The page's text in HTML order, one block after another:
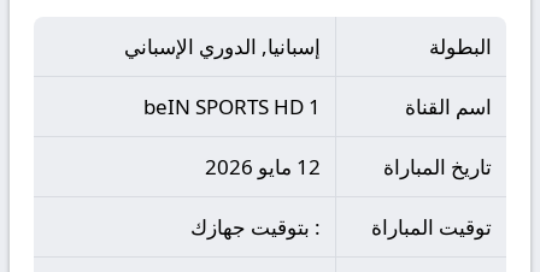
البطولة إسبانيا, الدوري الإسباني
اسم القناة beIN SPORTS HD 1
تاريخ المباراة 12 مايو 2026
توقيت المباراة : بتوقيت جهازك